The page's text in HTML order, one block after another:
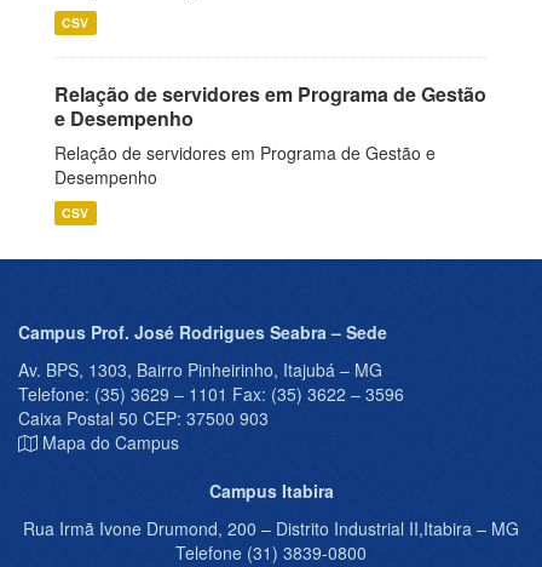
CSV
Relação de servidores em Programa de Gestão
e Desempenho
Relação de servidores em Programa de Gestão e
Desempenho
CSV
Campus Prof. José Rodrigues Seabra – Sede
Av. BPS, 1303, Bairro Pinheirinho, Itajubá – MG
Telefone: (35) 3629 – 1101 Fax: (35) 3622 – 3596
Caixa Postal 50 CEP: 37500 903
Mapa do Campus
Campus Itabira
Rua Irmã Ivone Drumond, 200 – Distrito Industrial II,Itabira – MG
Telefone (31) 3839-0800